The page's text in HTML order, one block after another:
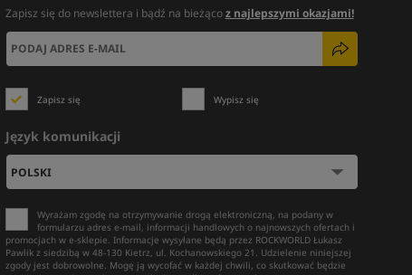
Zapisz się do newslettera i bądź na bieżącoz najlepszymi okazjami!
Zapisz się Wypisz się
Język komunikacji
Wyrażam zgodę na otrzymywanie drogą elektroniczną, na podany w
formularzu adres e-mail, informacji handlowych o najnowszych ofertach i
promocjach w e-sklepie. Informacje wysyłane będą przez ROCKWORLD Łukasz
Pawlik z siedzibą w 48-130 Kietrz, ul. Kochanowskiego 21. Udzielenie niniejszej
zgody jest dobrowolne. Mogę ją wycofać w każdej chwili, co skutkować będzie